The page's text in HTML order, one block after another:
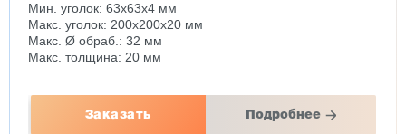
Мин. уголок: 63x63x4 мм
Макс. уголок: 200x200x20 мм
Макс. Ø обраб.: 32 мм
Макс. толщина: 20 мм
Заказать Подробнее